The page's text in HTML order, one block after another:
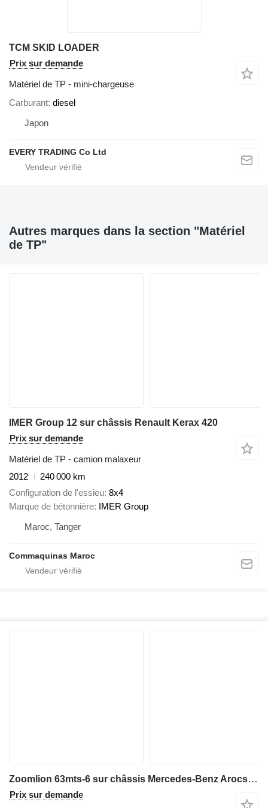
TCM SKID LOADER
Prix sur demande
Matériel de TP - mini-chargeuse
Carburant diesel
Japon
EVERY TRADING Co Ltd
Autres marques dans la section "Matériel
de TP"
IMER Group 12 sur châssis Renault Kerax 420
Prix sur demande
Matériel de TP - camion malaxeur
2012
240 000 km
Configuration de l'essieu 8x4
Marque de bétonnière IMER Group
Maroc, Tanger
Commaquinas Maroc
Zoomlion 63mts-6 sur châssis Mercedes-Benz Arocs 4143
Prix sur demande